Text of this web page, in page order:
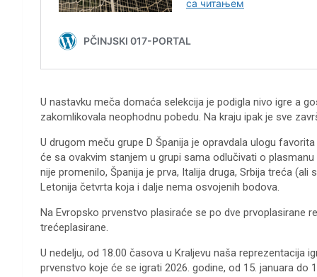
U nastavku meča domaća selekcija je podigla nivo igre a
zakomlikovala neophodnu pobedu. Na kraju ipak je sve
U drugom meču grupe D Španija je opravdala ulogu
će sa ovakvim stanjem u grupi sama odlučivati o
nije promenilo, Španija je prva, Italija druga, Srbija treća
Letonija četvrta koja i dalje nema osvojenih bodova.
Na Evropsko prvenstvo plasiraće se po dve prvoplasirane
trećeplasirane.
U nedelju, od 18.00 časova u Kraljevu naša reprezentacija
prvenstvo koje će se igrati 2026. godine, od 15. januara do